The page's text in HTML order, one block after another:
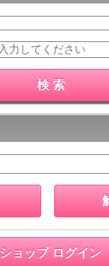
ショップ ログイン